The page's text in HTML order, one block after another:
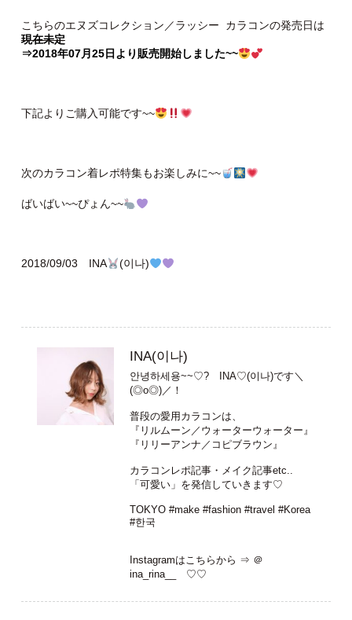
こちらのエヌズコレクション／ラッシー カラコンの発売日は
現在未定
⇒2018年07月25日より販売開始しました~~
下記よりご購入可能です~~
次のカラコン着レポ特集もお楽しみに~~
ばいばい~~ぴょん~~
2018/09/03 INA (이나)
INA(이나)
안녕하세용~~♡? INA♡(이나)です＼
(◎o◎)／！
普段の愛用カラコンは、
『リルムーン／ウォーターウォーター』
『リリーアンナ／コピブラウン』
カラコンレポ記事・メイク記事etc..
「可愛い」を発信していきます♡
TOKYO #make #fashion #travel #Korea
#한국
Instagramはこちらから ⇒ ＠
ina_rina__
♡♡